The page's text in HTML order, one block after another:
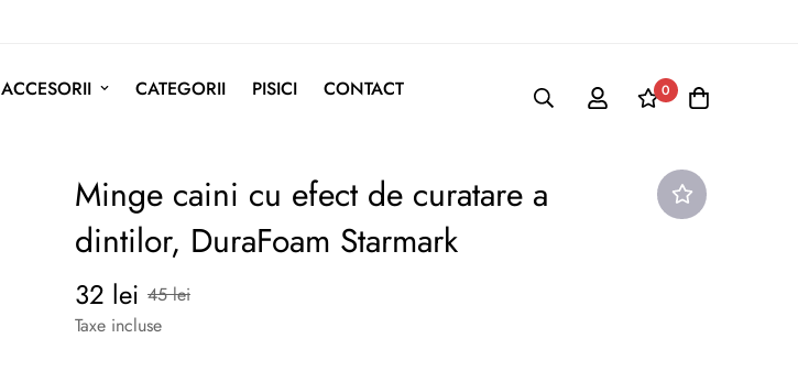
ACCESORII CATEGORII PISICI CONTACT 0
Minge caini cu efect de curatare a
dintilor, DuraFoam Starmark
Preț
redus
32 lei
Preț
normal
45 lei
Taxe incluse